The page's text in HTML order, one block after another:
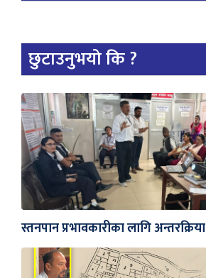
छुटाउनुभयो कि ?
स्तनपान प्रभावकारीका लागि अन्तरक्रिया